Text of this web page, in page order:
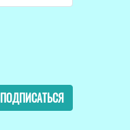
ПОДПИСАТЬСЯ